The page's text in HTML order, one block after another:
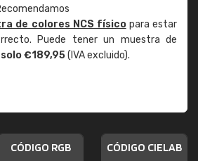
de colores NCS físicopara estar
Puede tener un muestra de
€189,95(IVA excluido).
CÓDIGO RGB CÓDIGO CIELAB